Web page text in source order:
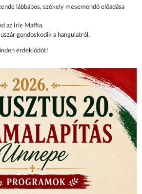
lábbábos, székely mesemondó előadása
az Irie Maffia.
gondoskodik a hangulatról.
érdeklődőt!